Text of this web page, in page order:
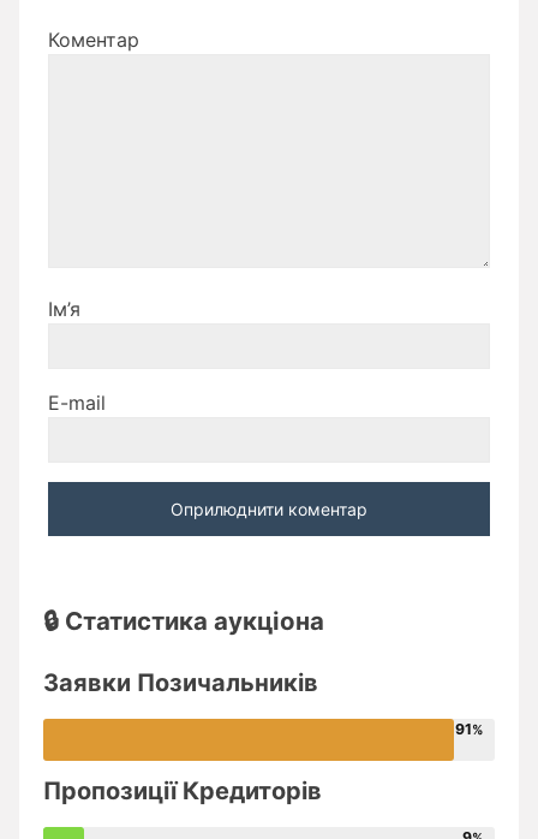
Коментар
Ім’я
E-mail
🔒 Статистика аукціона
Заявки Позичальників
91
Пропозиції Кредиторів